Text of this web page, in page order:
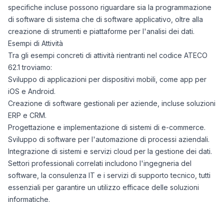
specifiche incluse possono riguardare sia la programmazione
di software di sistema che di software applicativo, oltre alla
creazione di strumenti e piattaforme per l'analisi dei dati.
Esempi di Attività
Tra gli esempi concreti di attività rientranti nel codice ATECO
62.1 troviamo:
Sviluppo di applicazioni per dispositivi mobili, come app per
iOS e Android.
Creazione di software gestionali per aziende, incluse soluzioni
ERP e CRM.
Progettazione e implementazione di sistemi di e-commerce.
Sviluppo di software per l'automazione di processi aziendali.
Integrazione di sistemi e servizi cloud per la gestione dei dati.
Settori professionali correlati includono l'ingegneria del
software, la consulenza IT e i servizi di supporto tecnico, tutti
essenziali per garantire un utilizzo efficace delle soluzioni
informatiche.